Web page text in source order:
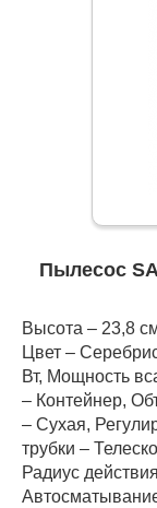
Пылесос
Высота – 23,8
Цвет –
Вт, Мощность
– Контейнер,
– Сухая,
трубки –
Радиус